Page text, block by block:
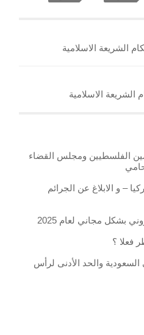
الشريعة الاسلامية
الاسلامية
الفلسطيين ومجلس القضاء
– و الابلاغ عن الجرائم
بشكل مجاني لعام 2025
فعلا ؟
والحد الأدنى لرأس